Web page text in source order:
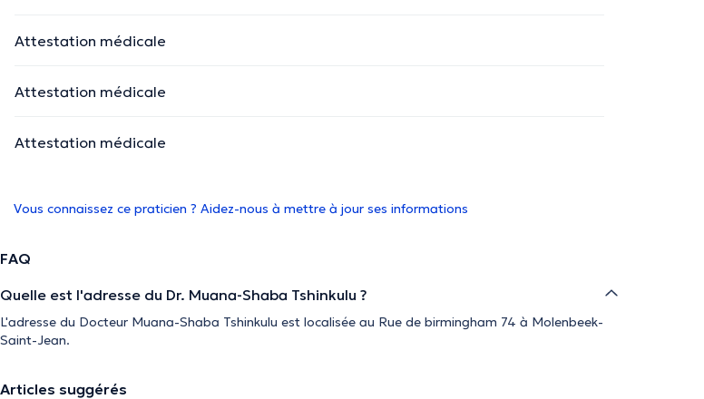
Attestation médicale
Attestation médicale
Attestation médicale
Vous connaissez ce praticien ? Aidez-nous à mettre à jour ses informations
FAQ
Quelle est l'adresse du Dr. Muana-Shaba Tshinkulu ?
L'adresse du Docteur Muana-Shaba Tshinkulu est localisée au Rue de birmingham 74 à Molenbeek-
Saint-Jean.
Articles suggérés